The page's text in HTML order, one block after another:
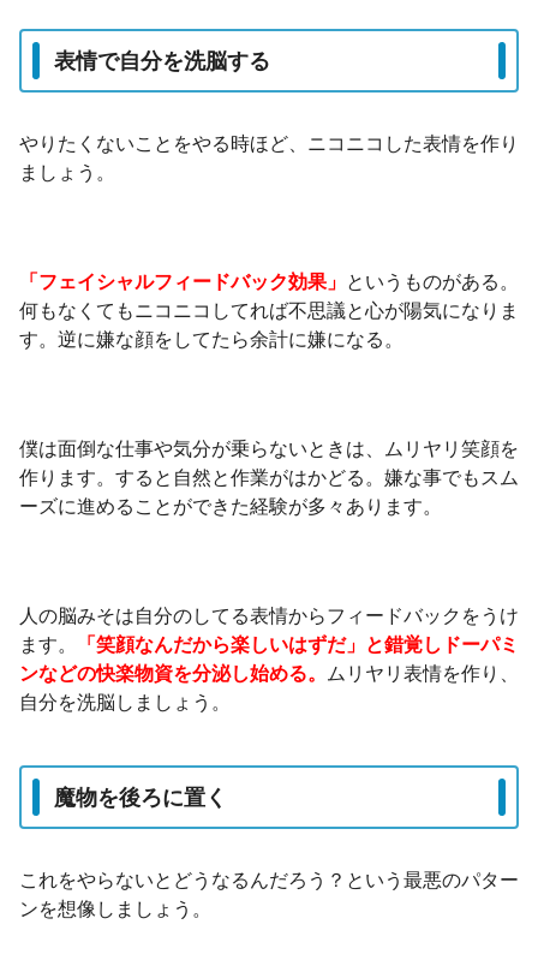
表情で自分を洗脳する
やりたくないことをやる時ほど、ニコニコした表情を作り
ましょう。
「フェイシャルフィードバック効果」 というものがある。
何もなくてもニコニコしてれば不思議と心が陽気になりま
す。逆に嫌な顔をしてたら余計に嫌になる。
僕は面倒な仕事や気分が乗らないときは、ムリヤリ笑顔を
作ります。すると自然と作業がはかどる。嫌な事でもスム
ーズに進めることができた経験が多々あります。
人の脳みそは自分のしてる表情からフィードバックをうけ
ます。
「笑顔なんだから楽しいはずだ」と錯覚しドーパミ
ンなどの快楽物資を分泌し始める。
ムリヤリ表情を作り、
自分を洗脳しましょう。
魔物を後ろに置く
これをやらないとどうなるんだろう？という最悪のパター
ンを想像しましょう。